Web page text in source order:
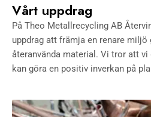
Vårt uppdrag
På Theo Metallrecycling AB
uppdrag att främja en renare
återanvända material. Vi tror att
kan göra en positiv inverkan på